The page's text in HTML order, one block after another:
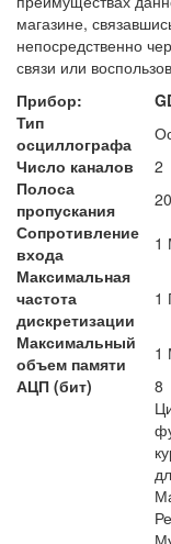
магазине,
непосредственно
связи или
Прибор:
Тип
осциллографа
Число каналов
2
Полоса
пропускания
Сопротивление
входа
1
Максимальная
частота
дискретизации
1
Максимальный
объем памяти
1
АЦП (бит)
8